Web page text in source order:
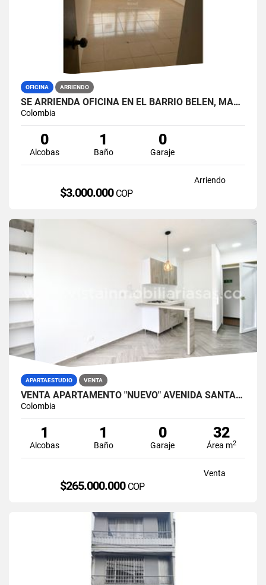
OFICINA ARRIENDO
SE ARRIENDA OFICINA EN EL BARRIO BELEN, MANIZALES.
Colombia
0
Alcobas
1
Baño
0
Garaje
Arriendo
$3.000.000 COP
APARTAESTUDIO VENTA
VENTA APARTAMENTO "NUEVO" AVENIDA SANTANDER, MANIZALES
Colombia
1
Alcobas
1
Baño
0
Garaje
32
Área m2
Venta
$265.000.000 COP